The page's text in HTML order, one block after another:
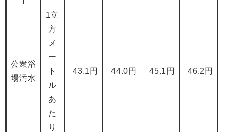
公衆浴
場汚水
1立
方
メ
ー
ト
ル
あ
た
り
43.1円 44.0円 45.1円 46.2円